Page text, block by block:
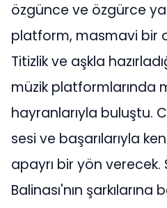
özgünce ve özgürce
platform, masmavi bir
Titizlik ve aşkla
müzik platformlarında
hayranlarıyla buluştu.
sesi ve başarılarıyla
apayrı bir yön verecek.
Balinası'nın şarkılarına